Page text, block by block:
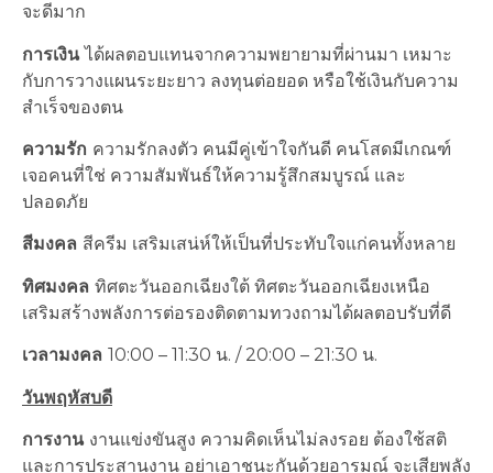
จะดีมาก
การเงินได้ผลตอบแทนจากความพยายามที่ผ่านมา เหมาะ
กับการวางแผนระยะยาว ลงทุนต่อยอด หรือใช้เงินกับความ
สำเร็จของตน
ความรัก ความรักลงตัว คนมีคู่เข้าใจกันดี คนโสดมีเกณฑ์
เจอคนที่ใช่ ความสัมพันธ์ให้ความรู้สึกสมบูรณ์ และ
ปลอดภัย
สีมงคล สีครีม เสริมเสน่ห์ให้เป็นที่ประทับใจแก่คนทั้งหลาย
ทิศมงคล ทิศตะวันออกเฉียงใต้ ทิศตะวันออกเฉียงเหนือ
เสริมสร้างพลังการต่อรองติดตามทวงถามได้ผลตอบรับที่ดี
เวลามงคล 10:00 – 11:30 น. / 20:00 – 21:30 น.
วันพฤหัสบดี
การงาน งานแข่งขันสูง ความคิดเห็นไม่ลงรอย ต้องใช้สติ
และการประสานงาน อย่าเอาชนะกันด้วยอารมณ์ จะเสียพลัง